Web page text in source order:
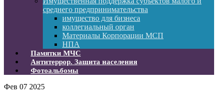
среднего предпринимательства
имущество для бизнеса
коллегиальный орган
Материалы Корпорации МСП
НПА
Памятки МЧС
Антитеррор. Защита населения
Фотоальбомы
Фев 07 2025